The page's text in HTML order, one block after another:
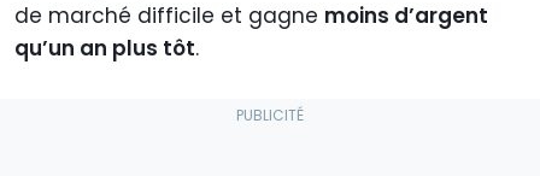
de marché difficile et gagne moins d’argent
qu’un an plus tôt.